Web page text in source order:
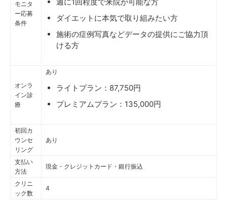
モニタ
ー応募
条件
ダイエットに本気で取り組みたい方
施術の症例写真などデータの提供にご協力頂
ける方
オンラ
イン診
療
あり
ライトプラン：87,750円
プレミアムプラン：135,000円
初回カ
ウンセ
リング
あり
支払い
方法
現金・クレジットカード・銀行振込
クリニ
ック数
4